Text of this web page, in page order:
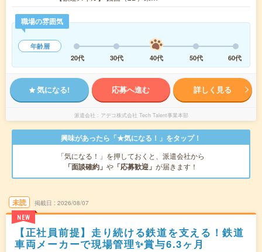
職場の雰囲気
年齢層
20代
30代 40代 50代 60代
気になる! 応募へ進む 詳しく見る
派遣会社 アデコ株式会社 Tech Talent事業本部
興味があったら「★気になる！」をタップ！
「気になる！」を押しておくと、派遣会社から
「面談確約」 や 「応募歓迎」 が届きます！
未読
NEW
掲載日 2026/08/07
【正社員前提】走り続ける鉄道を支える！鉄道
車両メーカーで現場管理✨賞与6.3ヶ月